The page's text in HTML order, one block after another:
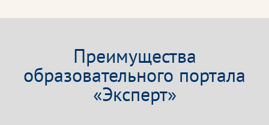
Преимущества
образовательного портала
«Эксперт»